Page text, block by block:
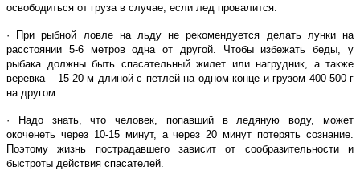
освободиться от груза в случае, если лед провалится.
· При рыбной ловле на льду не рекомендуется делать лунки на
расстоянии 5-6 метров одна от другой. Чтобы избежать беды, у
рыбака должны быть спасательный жилет или нагрудник, а также
веревка – 15-20 м длиной с петлей на одном конце и грузом 400-500 г
на другом.
· Надо знать, что человек, попавший в ледяную воду, может
окоченеть через 10-15 минут, а через 20 минут потерять сознание.
Поэтому жизнь пострадавшего зависит от сообразительности и
быстроты действия спасателей.